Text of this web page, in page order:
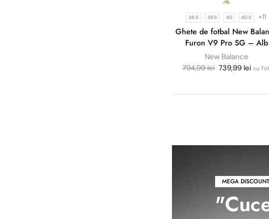
38.5 39.5 40 40.5 +11
Ghete de fotbal New
Furon V9 Pro SG – Alb
New Balance
794,99lei 739,99 lei cu
MEGA DISCOUNT